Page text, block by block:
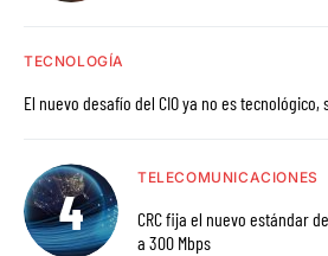
TECNOLOGÍA
El nuevo desafío del CIO ya no es tecnológico,
TELECOMUNICACIONES
CRC fija el nuevo estándar
a 300 Mbps